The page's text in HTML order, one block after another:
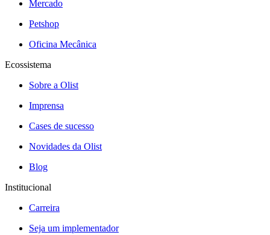
Mercado
Petshop
Oficina Mecânica
Ecossistema
Sobre a Olist
Imprensa
Cases de sucesso
Novidades da Olist
Blog
Institucional
Carreira
Seja um implementador